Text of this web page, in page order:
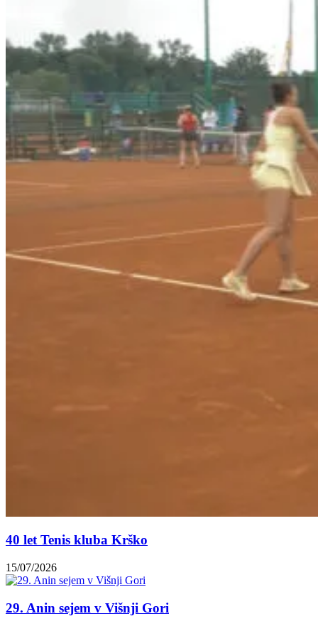
40 let Tenis kluba Krško
15/07/2026
29. Anin sejem v Višnji Gori